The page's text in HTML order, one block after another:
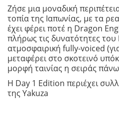
Ζήσε μια μοναδική
τοπία της Ιαπωνίας, με τα
έχει φέρει ποτέ η Dragon
πλήρως τις δυνατότητες του
ατμοσφαιρική fully-voiced
μεταφέρει στο σκοτεινό
μορφή ταινίας η σειράς
Η Day 1 Edition περιέχει
της Yakuza